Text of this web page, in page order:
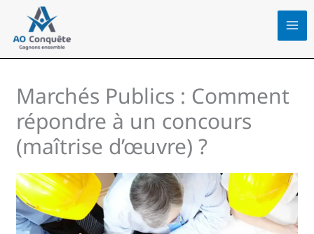
contenu
Marchés Publics : Comment
répondre à un concours
(maîtrise d’œuvre) ?